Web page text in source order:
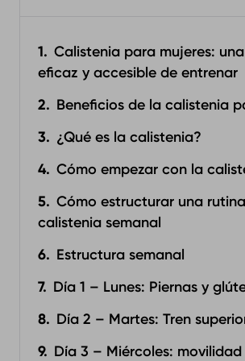
Calistenia para mujeres:
eficaz y accesible de entrenar
Beneficios de la calistenia
¿Qué es la calistenia?
Cómo empezar con la
Cómo estructurar una
calistenia semanal
Estructura semanal
Día 1 – Lunes: Piernas y
Día 2 – Martes: Tren
Día 3 – Miércoles: